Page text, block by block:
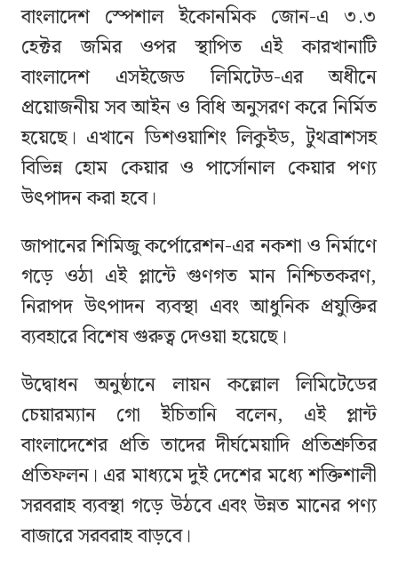
বাংলাদেশ স্পেশাল ইকোনমিক জোন-এ ৩.৩
হেক্টর জমির ওপর স্থাপিত এই কারখানাটি
বাংলাদেশ এসইজেড লিমিটেড-এর অধীনে
প্রয়োজনীয় সব আইন ও বিধি অনুসরণ করে নির্মিত
হয়েছে। এখানে ডিশওয়াশিং লিকুইড, টুথব্রাশসহ
বিভিন্ন হোম কেয়ার ও পার্সোনাল কেয়ার পণ্য
উৎপাদন করা হবে।
জাপানের শিমিজু কর্পোরেশন-এর নকশা ও নির্মাণে
গড়ে ওঠা এই প্লান্টে গুণগত মান নিশ্চিতকরণ,
নিরাপদ উৎপাদন ব্যবস্থা এবং আধুনিক প্রযুক্তির
ব্যবহারে বিশেষ গুরুত্ব দেওয়া হয়েছে।
উদ্বোধন অনুষ্ঠানে লায়ন কল্লোল লিমিটেডের
চেয়ারম্যান গো ইচিতানি বলেন, এই প্লান্ট
বাংলাদেশের প্রতি তাদের দীর্ঘমেয়াদি প্রতিশ্রুতির
প্রতিফলন। এর মাধ্যমে দুই দেশের মধ্যে শক্তিশালী
সরবরাহ ব্যবস্থা গড়ে উঠবে এবং উন্নত মানের পণ্য
বাজারে সরবরাহ বাড়বে।